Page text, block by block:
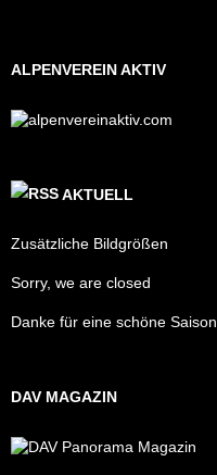
ALPENVEREIN AKTIV
AKTUELL
Zusätzliche Bildgrößen
Sorry, we are closed
Danke für eine schöne Saison
DAV MAGAZIN